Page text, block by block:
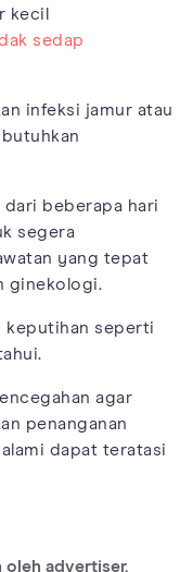
kecil
sedap
infeksi jamur atau
beberapa hari
segera
yang tepat
ginekologi.
keputihan seperti
agar
penanganan
dapat teratasi
oleh advertiser.